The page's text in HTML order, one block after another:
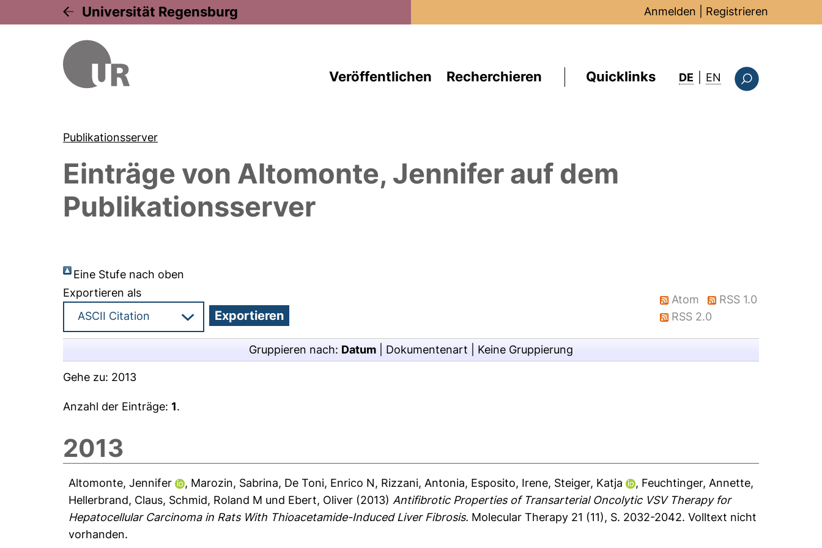
Universität Regensburg Anmelden Registrieren
Veröffentlichen Recherchieren Quicklinks DE EN : this page in
Publikationsserver
Einträge von Altomonte, Jennifer auf dem
Publikationsserver
Eine Stufe nach oben
Exportieren als
Atom
RSS 1.0
RSS 2.0
Gruppieren nach: Datum Dokumentenart Keine Gruppierung
Gehe zu: 2013
Anzahl der Einträge:1.
2013
Altomonte, Jennifer , Marozin, Sabrina, De Toni, Enrico N, Rizzani, Antonia, Esposito, Irene, Steiger, Katja , Feuchtinger, Annette,
Hellerbrand, Claus, Schmid, Roland M und Ebert, Oliver (2013) Antifibrotic Properties of Transarterial Oncolytic VSV Therapy for
Hepatocellular Carcinoma in Rats With Thioacetamide-Induced Liver Fibrosis. Molecular Therapy 21 (11), S. 2032-2042.Volltext nicht
vorhanden.